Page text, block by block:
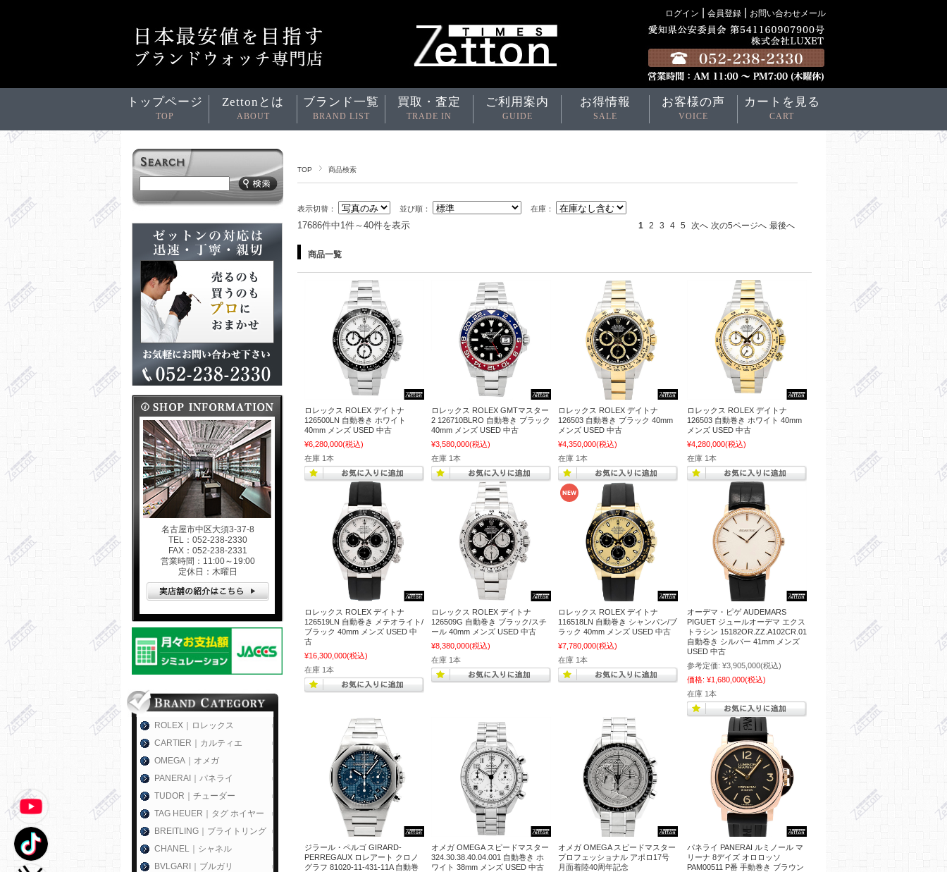
ログイン 会員登録 お問い合わせメール
トップページ
TOP
Zettonとは
ABOUT
ブランド一覧
BRAND LIST
買取・査定
TRADE IN
ご利用案内
GUIDE
お得情報
SALE
お客様の声
VOICE
カートを見る
CART
TOP 商品検索
表示切替： 並び順： 在庫：
17686件中1件～40件を表示 1 2 3 4 5 次へ 次の5ページへ 最後へ
商品一覧
ロレックス ROLEX デイトナ
126500LN 自動巻き ホワイト
40mm メンズ USED 中古
¥6,280,000(税込)
在庫 1本
ロレックス ROLEX GMTマスター
2 126710BLRO 自動巻き ブラック
40mm メンズ USED 中古
¥3,580,000(税込)
在庫 1本
ロレックス ROLEX デイトナ
126503 自動巻き ブラック 40mm
メンズ USED 中古
¥4,350,000(税込)
在庫 1本
ロレックス ROLEX デイトナ
126503 自動巻き ホワイト 40mm
メンズ USED 中古
¥4,280,000(税込)
在庫 1本
ロレックス ROLEX デイトナ
126519LN 自動巻き メテオライト/
ブラック 40mm メンズ USED 中
古
¥16,300,000(税込)
在庫 1本
ロレックス ROLEX デイトナ
126509G 自動巻き ブラック/スチ
ール 40mm メンズ USED 中古
¥8,380,000(税込)
在庫 1本
ロレックス ROLEX デイトナ
116518LN 自動巻き シャンパン/ブ
ラック 40mm メンズ USED 中古
¥7,780,000(税込)
在庫 1本
オーデマ・ピゲ AUDEMARS
PIGUET ジュールオーデマ エクス
トラシン 15182OR.ZZ.A102CR.01
自動巻き シルバー 41mm メンズ
USED 中古
参考定価: ¥3,905,000(税込)
価格: ¥1,680,000(税込)
在庫 1本
ジラール・ペルゴ GIRARD-
PERREGAUX ロレアート クロノ
グラフ 81020-11-431-11A 自動巻
オメガ OMEGA スピードマスター
324.30.38.40.04.001 自動巻き ホ
ワイト 38mm メンズ USED 中古
オメガ OMEGA スピードマスター
プロフェッショナル アポロ17号
月面着陸40周年記念
パネライ PANERAI ルミノール マ
リーナ 8デイズ オロロッソ
PAM00511 P番 手動巻き ブラウン
名古屋市中区大須3-37-8
TEL：052-238-2330
FAX：052-238-2331
営業時間：11:00～19:00
定休日：木曜日
ROLEX｜ロレックス
CARTIER｜カルティエ
OMEGA｜オメガ
PANERAI｜パネライ
TUDOR｜チューダー
TAG HEUER｜タグ ホイヤー
BREITLING｜ブライトリング
CHANEL｜シャネル
BVLGARI｜ブルガリ